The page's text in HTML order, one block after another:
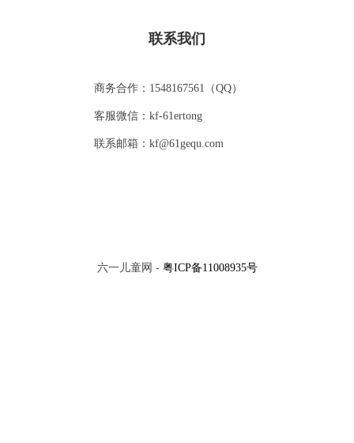
联系我们
商务合作：1548167561（QQ）
客服微信：kf-61ertong
联系邮箱：kf@61gequ.com
六一儿童网 - 粤ICP备11008935号